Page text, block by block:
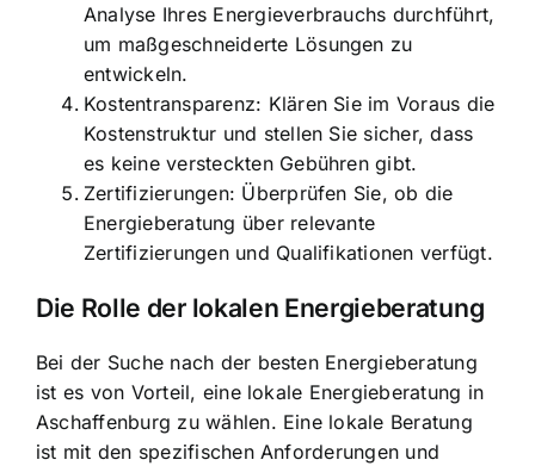
Analyse Ihres Energieverbrauchs durchführt,
um maßgeschneiderte Lösungen zu
entwickeln.
Kostentransparenz: Klären Sie im Voraus die
Kostenstruktur und stellen Sie sicher, dass
es keine versteckten Gebühren gibt.
Zertifizierungen: Überprüfen Sie, ob die
Energieberatung über relevante
Zertifizierungen und Qualifikationen verfügt.
Die Rolle der lokalen Energieberatung
Bei der Suche nach der besten Energieberatung
ist es von Vorteil, eine lokale Energieberatung in
Aschaffenburg zu wählen. Eine lokale Beratung
ist mit den spezifischen Anforderungen und